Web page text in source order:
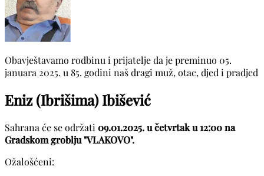
Obavještavamo rodbinu i prijatelje da je preminuo 05.
januara 2025. u 85. godini naš dragi muž, otac, djed i pradjed
Eniz (Ibrišima) Ibišević
Sahrana će se održati 09.01.2025. u četvrtak u 12:00 na
Gradskom groblju "VLAKOVO".
Ožalošćeni: